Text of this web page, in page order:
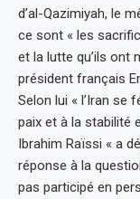
d’al-Qazimiyah, le
ce sont « les
et la lutte qu’ils ont
président français
Selon lui « l’Iran se
paix et à la stabilité
Ibrahim Raïssi « a
réponse à la
pas participé en